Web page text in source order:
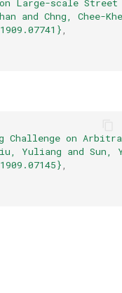
on Large-scale
and Chng, Chee-
,
Challenge on
Yuliang and
,